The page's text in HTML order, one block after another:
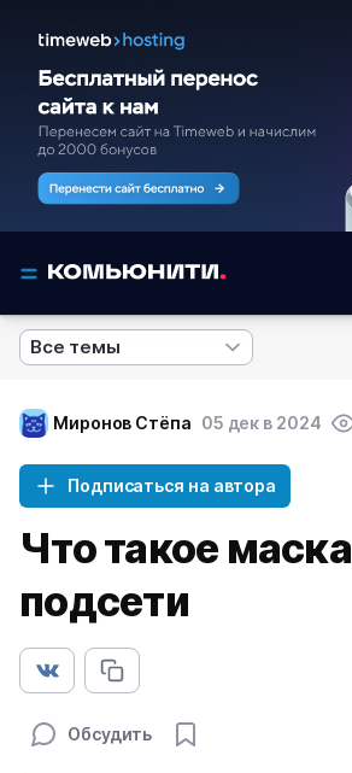
Все темы
Миронов Стёпа 05 дек в 2024
Подписаться на автора
Что такое маска
подсети
Обсудить